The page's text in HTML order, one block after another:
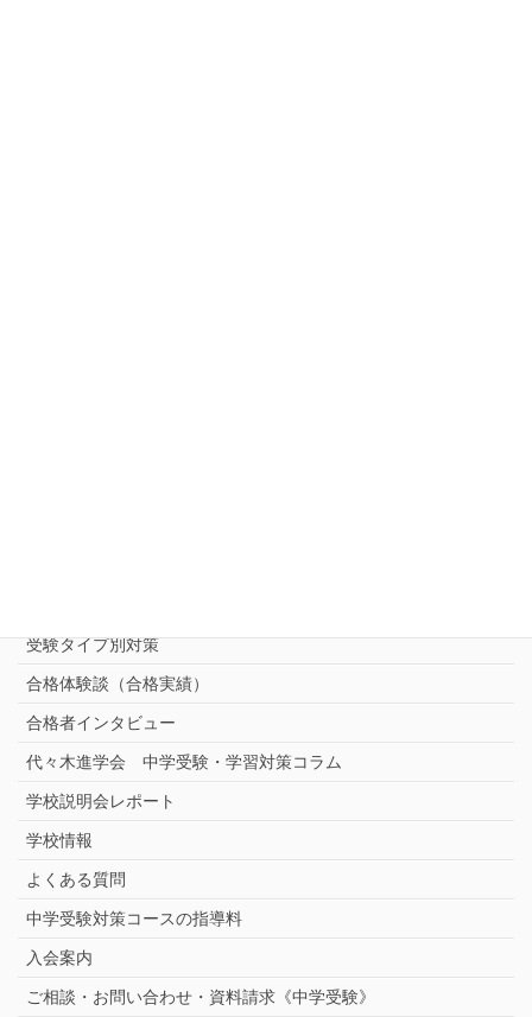
受験タイプ別対策
合格体験談（合格実績）
合格者インタビュー
代々木進学会 中学受験・学習対策コラム
学校説明会レポート
学校情報
よくある質問
中学受験対策コースの指導料
入会案内
ご相談・お問い合わせ・資料請求《中学受験》